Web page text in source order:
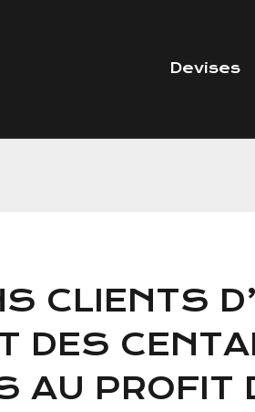
Devises
CLIENTS
DES
AU PROFIT